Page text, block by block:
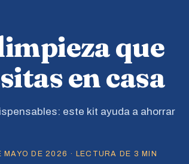
que
en casa
este kit ayuda a ahorrar
DE 2026 · LECTURA DE 3 MIN